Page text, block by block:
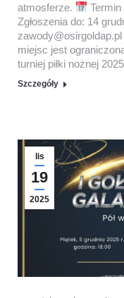
atmosferze.
Zgłoszenia do: 14
miejsc jest
turniej piłki nożnej
Szczegóły
lis
19
2025